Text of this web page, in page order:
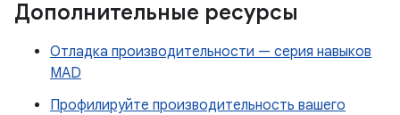
Дополнительные ресурсы
Отладка производительности — серия навыков
MAD
Профилируйте производительность вашего